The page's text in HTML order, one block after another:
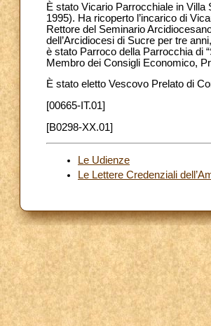
È stato Vicario Parrocchiale in Villa
1995). Ha ricoperto l’incarico di
Rettore del Seminario
dell’Arcidiocesi di Sucre per tre
è stato Parroco della Parrocchia di
Membro dei Consigli Economico,
È stato eletto Vescovo Prelato di
[00665-IT.01]
[B0298-XX.01]
Le Udienze
Le Lettere Credenziali